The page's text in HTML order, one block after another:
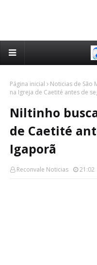
Página inicial Noticias de São
na Igreja de Caetité antes de
Niltinho
de Caetité
Igaporã
Reconvale Noticias 21:02